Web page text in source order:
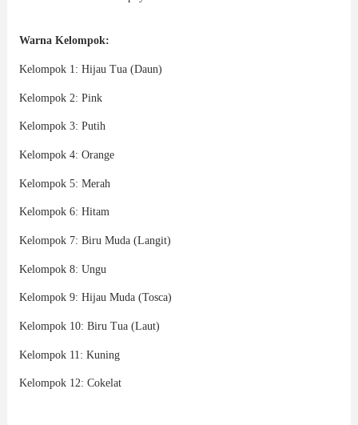
Warna Kelompok:
Kelompok 1: Hijau Tua (Daun)
Kelompok 2: Pink
Kelompok 3: Putih
Kelompok 4: Orange
Kelompok 5: Merah
Kelompok 6: Hitam
Kelompok 7: Biru Muda (Langit)
Kelompok 8: Ungu
Kelompok 9: Hijau Muda (Tosca)
Kelompok 10: Biru Tua (Laut)
Kelompok 11: Kuning
Kelompok 12: Cokelat